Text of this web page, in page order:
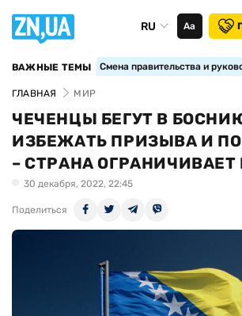
RU Аа
ВАЖНЫЕ ТЕМЫ Смена правительства и
ГЛАВНАЯ МИР
ЧЕЧЕНЦЫ БЕГУТ В
ИЗБЕЖАТЬ ПРИЗЫВА И
– СТРАНА
30 декабря, 2022, 22:45
Поделиться